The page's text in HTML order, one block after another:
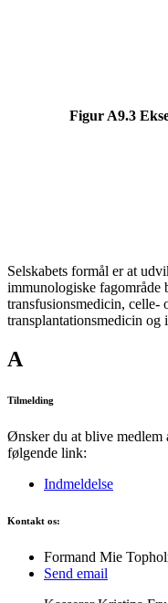
Figur A9.3
Selskabets formål er at
immunologiske fagområde
transfusionsmedicin,
transplantationsmedicin
A
Tilmelding
Ønsker du at blive
følgende link:
Indmeldelse
Kontakt os:
Formand Mie
Send email